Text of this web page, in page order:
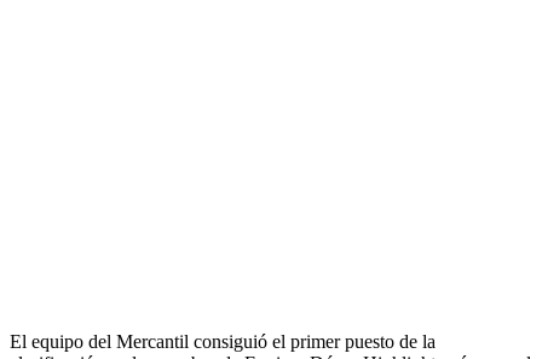
El equipo del Mercantil consiguió el primer puesto de la